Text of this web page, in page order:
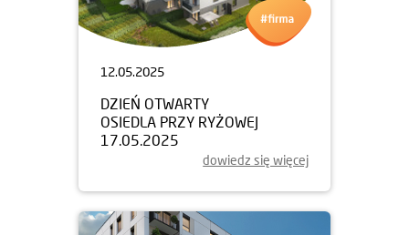
12.05.2025
DZIEŃ OTWARTY
OSIEDLA PRZY RYŻOWEJ
17.05.2025
dowiedz się więcej